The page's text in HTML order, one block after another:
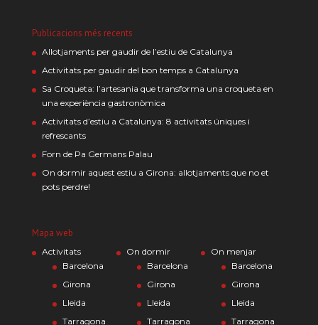
Publicacions més recents
Allotjaments per gaudir de l’estiu de Catalunya
Activitats per gaudir del bon temps a Catalunya
Sa Croqueta: l’artesania que transforma una croqueta en
una experiència gastronòmica
Activitats d’estiu a Catalunya: 8 activitats úniques i
refrescants
Forn de Pa Germans Palau
On dormir aquest estiu a Girona: allotjaments que no et
pots perdre!
Mapa web
Activitats
Barcelona
Girona
Lleida
Tarragona
On dormir
Barcelona
Girona
Lleida
Tarragona
On menjar
Barcelona
Girona
Lleida
Tarragona